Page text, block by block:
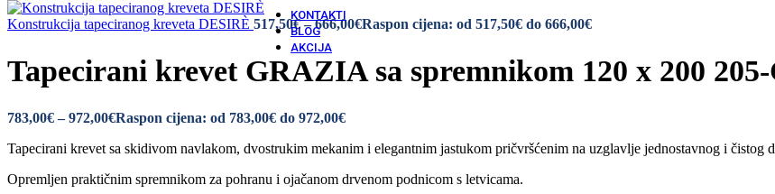
KONTAKTI
BLOG
AKCIJA
Konstrukcija tapeciranog kreveta DESIRÈ 517,50€ – 666,00€Raspon cijena: od 517,50€ do 666,00€
Tapecirani krevet GRAZIA sa spremnikom 120 x 200
783,00€ – 972,00€Raspon cijena: od 783,00€ do 972,00€
Tapecirani krevet sa skidivom navlakom, dvostrukim mekanim i elegantnim jastukom pričvršćenim na uzglavlje jednostavnog i čistog
Opremljen praktičnim spremnikom za pohranu i ojačanom drvenom podnicom s letvicama.